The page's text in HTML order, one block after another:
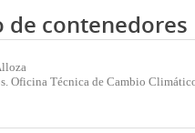
de contenedores
Oficina Técnica de Cambio